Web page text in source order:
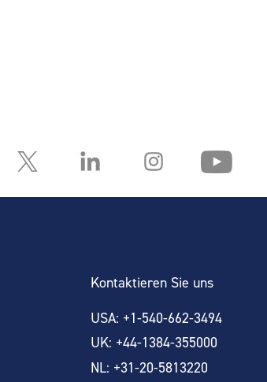
Kontaktieren Sie uns
USA: +1-540-662-3494
UK: +44-1384-355000
NL: +31-20-5813220